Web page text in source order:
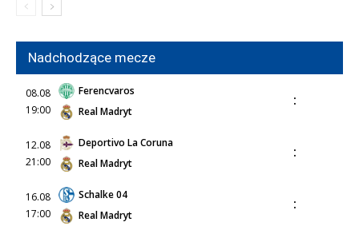
Nadchodzące mecze
08.08
19:00
Ferencvaros
Real Madryt
:
12.08
21:00
Deportivo La Coruna
Real Madryt
:
16.08
17:00
Schalke 04
Real Madryt
: